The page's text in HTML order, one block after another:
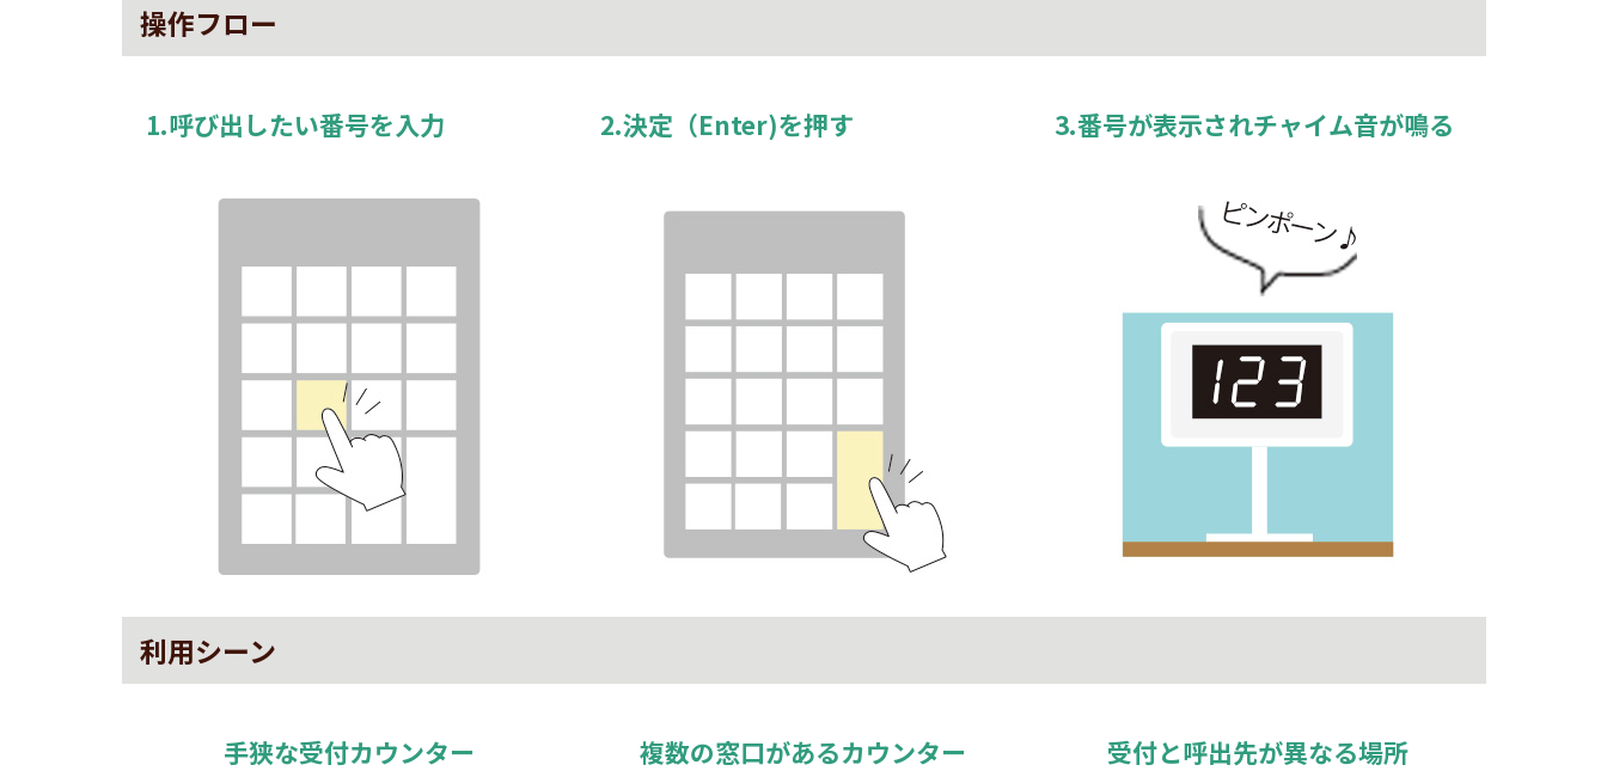
操作フロー
1.呼び出したい番号を入力 2.決定（Enter)を押す 3.番号が表示されチャイム音が鳴る
利用シーン
手狭な受付カウンター 複数の窓口があるカウンター 受付と呼出先が異なる場所